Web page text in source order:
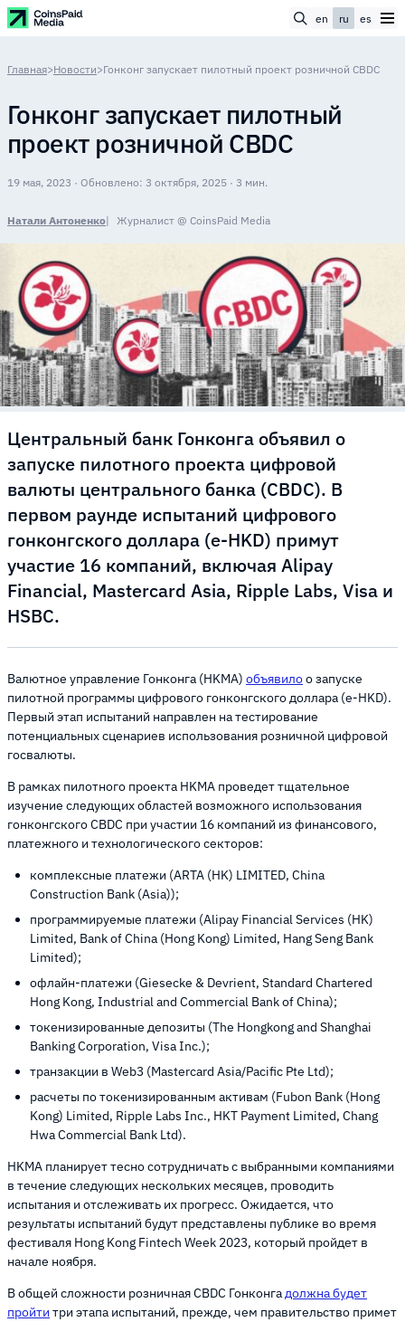
en ru es
Главная>Новости>Гонконг запускает пилотный проект розничной CBDC
Гонконг запускает пилотный
проект розничной CBDC
19 мая, 2023 · Обновлено: 3 октября, 2025 · 3 мин.
Натали Антоненко Журналист @ CoinsPaid Media
Центральный банк Гонконга объявил о
запуске пилотного проекта цифровой
валюты центрального банка (CBDC). В
первом раунде испытаний цифрового
гонконгского доллара (e-HKD) примут
участие 16 компаний, включая Alipay
Financial, Mastercard Asia, Ripple Labs, Visa и
HSBC.
Валютное управление Гонконга (HKMA) объявилоо запуске
пилотной программы цифрового гонконгского доллара (e-HKD).
Первый этап испытаний направлен на тестирование
потенциальных сценариев использования розничной цифровой
госвалюты.
В рамках пилотного проекта HKMA проведет тщательное
изучение следующих областей возможного использования
гонконгского CBDC при участии 16 компаний из финансового,
платежного и технологического секторов:
комплексные платежи (ARTA (HK) LIMITED, China
Construction Bank (Asia));
программируемые платежи (Alipay Financial Services (HK)
Limited, Bank of China (Hong Kong) Limited, Hang Seng Bank
Limited);
офлайн-платежи (Giesecke & Devrient, Standard Chartered
Hong Kong, Industrial and Commercial Bank of China);
токенизированные депозиты (The Hongkong and Shanghai
Banking Corporation, Visa Inc.);
транзакции в Web3 (Mastercard Asia/Pacific Pte Ltd);
расчеты по токенизированным активам (Fubon Bank (Hong
Kong) Limited, Ripple Labs Inc., HKT Payment Limited, Chang
Hwa Commercial Bank Ltd).
HKMA планирует тесно сотрудничать с выбранными компаниями
в течение следующих нескольких месяцев, проводить
испытания и отслеживать их прогресс. Ожидается, что
результаты испытаний будут представлены публике во время
фестиваля Hong Kong Fintech Week 2023, который пройдет в
начале ноября.
В общей сложности розничная CBDC Гонконгадолжна будет
пройти три этапа испытаний, прежде, чем правительство примет